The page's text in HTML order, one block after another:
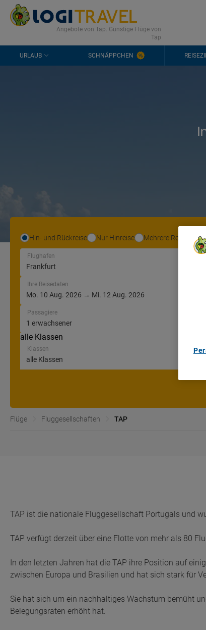
KONTAKT HÄUFIGE FRAGEN 0298 1909 3897
Angebote von Tap. Günstige Flüge von
Tap
URLAUB SCHNÄPPCHEN
Hin- und Rückreise Nur Hinreise Mehrere Reiseziele
Flughafen
Ihre Reisedaten
Passagiere
alle Klassen
Klassen
Flüge Fluggesellschaften TAP
TAP ist die nationale Fluggesellschaft Portugals und
TAP verfügt derzeit über eine Flotte von mehr als 80
In den letzten Jahren hat die TAP ihre Position auf
zwischen Europa und Brasilien und hat sich stark für
Sie hat sich um ein nachhaltiges Wachstum bemüht
Belegungsraten erhöht hat.